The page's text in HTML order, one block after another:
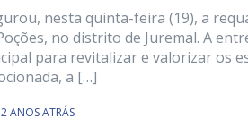
nesta quinta-feira (19), a
no distrito de Juremal. A
para revitalizar e valorizar os
a […]
ANOS ATRÁS